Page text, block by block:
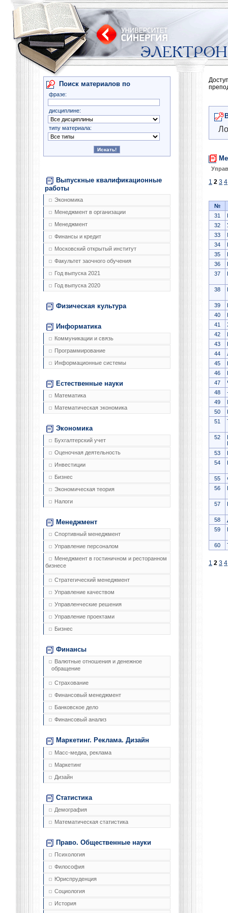
Поиск материалов по
фразе:
дисциплине:
типу материала:
Выпускные квалификационные
работы
Экономика
Менеджмент в организации
Менеджмент
Финансы и кредит
Московский открытый институт
Факультет заочного обучения
Год выпуска 2021
Год выпуска 2020
Физическая культура
Информатика
Коммуникации и связь
Программирование
Информационные системы
Естественные науки
Математика
Математическая экономика
Экономика
Бухгалтерский учет
Оценочная деятельность
Инвестиции
Бизнес
Экономическая теория
Налоги
Менеджмент
Спортивный менеджмент
Управление персоналом
Менеджмент в гостиничном и ресторанном
бизнесе
Стратегический менеджмент
Управление качеством
Управленческие решения
Управление проектами
Бизнес
Финансы
Валютные отношения и денежное
обращение
Страхование
Финансовый менеджмент
Банковское дело
Финансовый анализ
Маркетинг. Реклама. Дизайн
Масс-медиа, реклама
Маркетинг
Дизайн
Статистика
Демография
Математическая статистика
Право. Общественные науки
Психология
Философия
Юриспруденция
Социология
История
1 2 3 4
№
31
32
33
34
35
36
37
38
39
40
41
42
43
44
45
46
47
48
49
50
51
52
53
54
55
56
57
58
59
60
1 2 3 4